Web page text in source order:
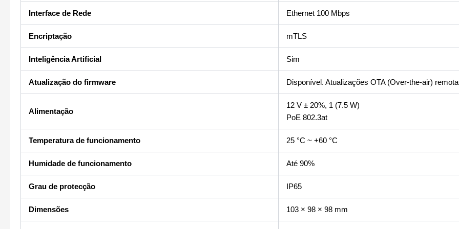
Interface de Rede Ethernet 100 Mbps
Encriptação mTLS
Inteligência Artificial Sim
Atualização do firmware Disponível. Atualizações OTA (Over-the-air)
Alimentação
12 V ± 20%, 1 (7.5 W)
PoE 802.3at
Temperatura de funcionamento 25 °C ~ +60 °C
Humidade de funcionamento Até 90%
Grau de protecção IP65
Dimensões 103 × 98 × 98 mm